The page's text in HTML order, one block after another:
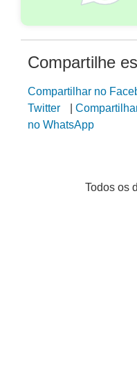
Compartilhe
Compartilhar no
Twitter
no WhatsApp
Todos os